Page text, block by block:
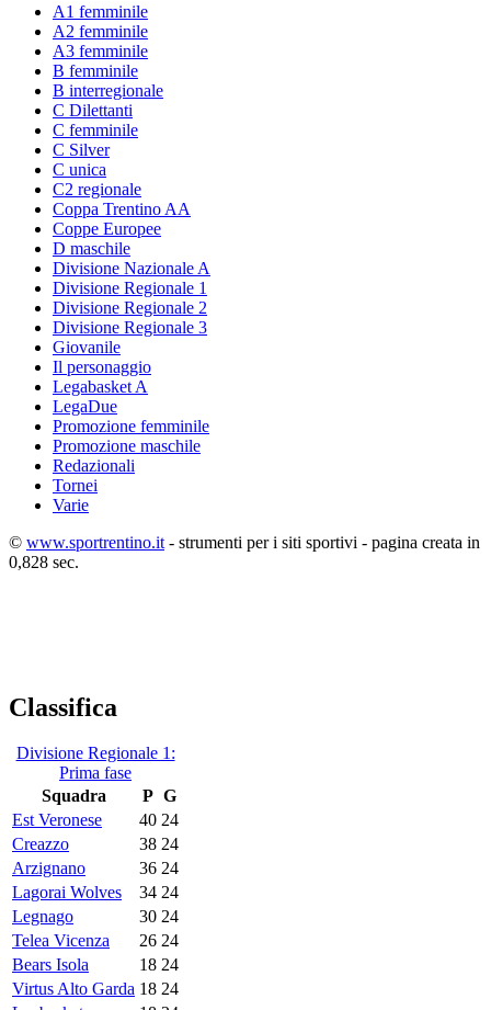
A1 femminile
A2 femminile
A3 femminile
B femminile
B interregionale
C Dilettanti
C femminile
C Silver
C unica
C2 regionale
Coppa Trentino AA
Coppe Europee
D maschile
Divisione Nazionale A
Divisione Regionale 1
Divisione Regionale 2
Divisione Regionale 3
Giovanile
Il personaggio
Legabasket A
LegaDue
Promozione femminile
Promozione maschile
Redazionali
Tornei
Varie
© www.sportrentino.it - strumenti per i siti sportivi - pagina creata in
0,828 sec.
Classifica
Divisione Regionale 1:
Prima fase
Squadra
P G
Est Veronese
40 24
Creazzo
38 24
Arzignano
36 24
Lagorai Wolves
34 24
Legnago
30 24
Telea Vicenza
26 24
Bears Isola
18 24
Virtus Alto Garda 18 24